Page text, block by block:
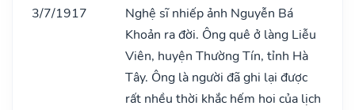
3/7/1917
Nghệ sĩ nhiếp ảnh Nguyễn Bá
Khoản ra đời. Ông quê ở làng Liễu
Viên, huyện Thường Tín, tỉnh Hà
Tây. Ông là người đã ghi lại được
rất nhều thời khắc hếm hoi của lịch